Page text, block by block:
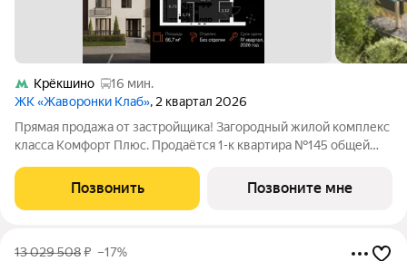
Крёкшино
16 мин.
ЖК «Жаворонки Клаб», 2 квартал 2026
Прямая продажа от застройщика! Загородный жилой комплекс
класса Комфорт Плюс. Продаётся 1-к квартира №145 общей
отделки. Расположение комплекса: Для создания
гармоничного пространства в проекте
Позвонить Позвоните мне
13 029 508₽ –17%